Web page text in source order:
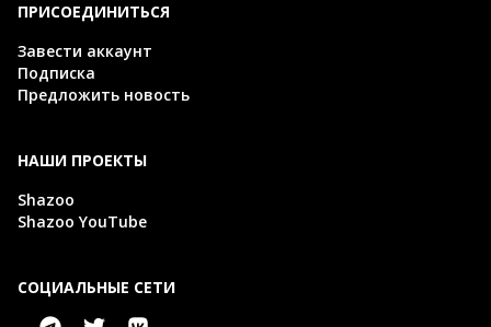
ПРИСОЕДИНИТЬСЯ
Завести аккаунт
Подписка
Предложить новость
НАШИ ПРОЕКТЫ
Shazoo
Shazoo YouTube
СОЦИАЛЬНЫЕ СЕТИ